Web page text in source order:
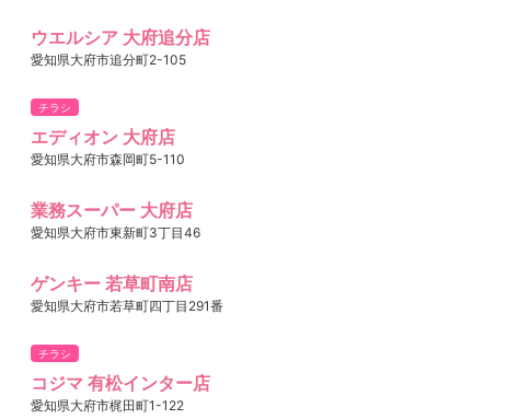
ウエルシア 大府追分店
愛知県大府市追分町2-105
チラシ
エディオン 大府店
愛知県大府市森岡町5-110
業務スーパー 大府店
愛知県大府市東新町3丁目46
ゲンキー 若草町南店
愛知県大府市若草町四丁目291番
チラシ
コジマ 有松インター店
愛知県大府市梶田町1-122